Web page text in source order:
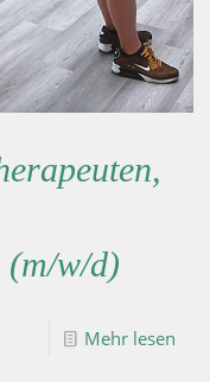
(m/w/d)
Mehr lesen